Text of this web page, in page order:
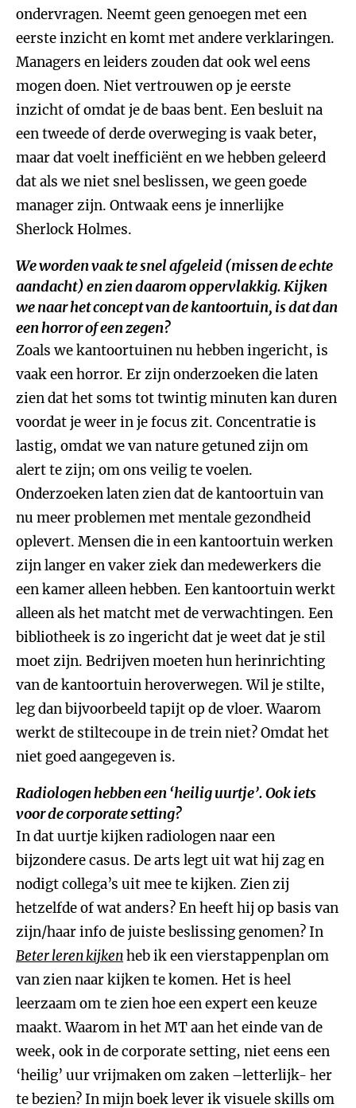
ondervragen. Neemt geen genoegen met een
eerste inzicht en komt met andere verklaringen.
Managers en leiders zouden dat ook wel eens
mogen doen. Niet vertrouwen op je eerste
inzicht of omdat je de baas bent. Een besluit na
een tweede of derde overweging is vaak beter,
maar dat voelt inefficiënt en we hebben geleerd
dat als we niet snel beslissen, we geen goede
manager zijn. Ontwaak eens je innerlijke
Sherlock Holmes.
We worden vaak te snel afgeleid (missen de echte
aandacht) en zien daarom oppervlakkig. Kijken
we naar het concept van de kantoortuin, is dat dan
een horror of een zegen?
Zoals we kantoortuinen nu hebben ingericht, is
vaak een horror. Er zijn onderzoeken die laten
zien dat het soms tot twintig minuten kan duren
voordat je weer in je focus zit. Concentratie is
lastig, omdat we van nature getuned zijn om
alert te zijn; om ons veilig te voelen.
Onderzoeken laten zien dat de kantoortuin van
nu meer problemen met mentale gezondheid
oplevert. Mensen die in een kantoortuin werken
zijn langer en vaker ziek dan medewerkers die
een kamer alleen hebben. Een kantoortuin werkt
alleen als het matcht met de verwachtingen. Een
bibliotheek is zo ingericht dat je weet dat je stil
moet zijn. Bedrijven moeten hun herinrichting
van de kantoortuin heroverwegen. Wil je stilte,
leg dan bijvoorbeeld tapijt op de vloer. Waarom
werkt de stiltecoupe in de trein niet? Omdat het
niet goed aangegeven is.
Radiologen hebben een ‘heilig uurtje’. Ook iets
voor de corporate setting?
In dat uurtje kijken radiologen naar een
bijzondere casus. De arts legt uit wat hij zag en
nodigt collega’s uit mee te kijken. Zien zij
hetzelfde of wat anders? En heeft hij op basis van
zijn/haar info de juiste beslissing genomen? In
Beter leren kijkenheb ik een vierstappenplan om
van zien naar kijken te komen. Het is heel
leerzaam om te zien hoe een expert een keuze
maakt. Waarom in het MT aan het einde van de
week, ook in de corporate setting, niet eens een
‘heilig’ uur vrijmaken om zaken –letterlijk- her
te bezien? In mijn boek lever ik visuele skills om